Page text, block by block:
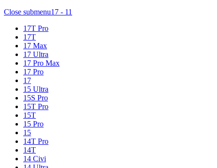
Close submenu17 - 11
17T Pro
17T
17 Max
17 Ultra
17 Pro Max
17 Pro
17
15 Ultra
15S Pro
15T Pro
15T
15 Pro
15
14T Pro
14T
14 Civi